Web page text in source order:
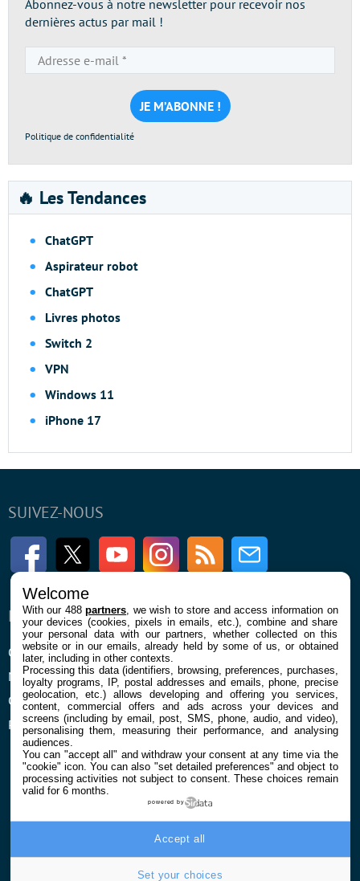
Abonnez-vous à notre newsletter pour recevoir nos
dernières actus par mail !
e-
mail
*
Politique de confidentialité
🔥 Les Tendances
ChatGPT
Aspirateur robot
ChatGPT
Livres photos
Switch 2
VPN
Windows 11
iPhone 17
SUIVEZ-NOUS
FacebookTwitter Youtube InstagramRSS Newsletter
ENTREPRISE
Qui sommes nous
Mentions légales et CGU
Confidentialité et Cookies
Préférences cookies
À PROPOS
La rédaction
Contact
Welcome
With our 488partners , we wish to store and access information on
your devices (cookies, pixels in emails, etc.), combine and share
your personal data with our partners, whether collected on this
website or in our emails, already held by some of us, or obtained
later, including in other contexts.
Processing this data (identifiers, browsing, preferences, purchases,
loyalty programs, IP, postal addresses and emails, phone, precise
geolocation, etc.) allows developing and offering you services,
content, commercial offers and ads across your devices and
screens (including by email, post, SMS, phone, audio, and video),
personalising them, measuring their performance, and analysing
audiences.
You can "accept all" and withdraw your consent at any time via the
"cookie" icon. You can also "set detailed preferences" and object to
processing activities not subject to consent. These choices remain
valid for 6 months.
powered by
Set your choices
Accept all